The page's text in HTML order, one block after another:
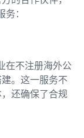
：
在不注册海外公
。这一服务不
还确保了合规